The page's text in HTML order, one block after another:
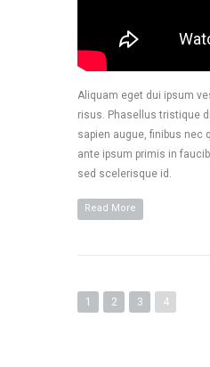
Aliquam eget dui ipsum
risus. Phasellus tristique
sapien augue, finibus nec
ante ipsum primis in
sed scelerisque id.
Read More
1 2 3 4